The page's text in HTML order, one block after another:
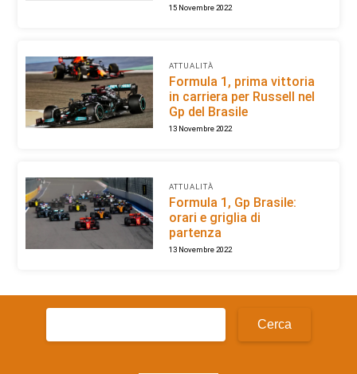
15 Novembre 2022
ATTUALITÀ
Formula 1, prima vittoria
in carriera per Russell nel
Gp del Brasile
13 Novembre 2022
ATTUALITÀ
Formula 1, Gp Brasile:
orari e griglia di
partenza
13 Novembre 2022
Ricerca